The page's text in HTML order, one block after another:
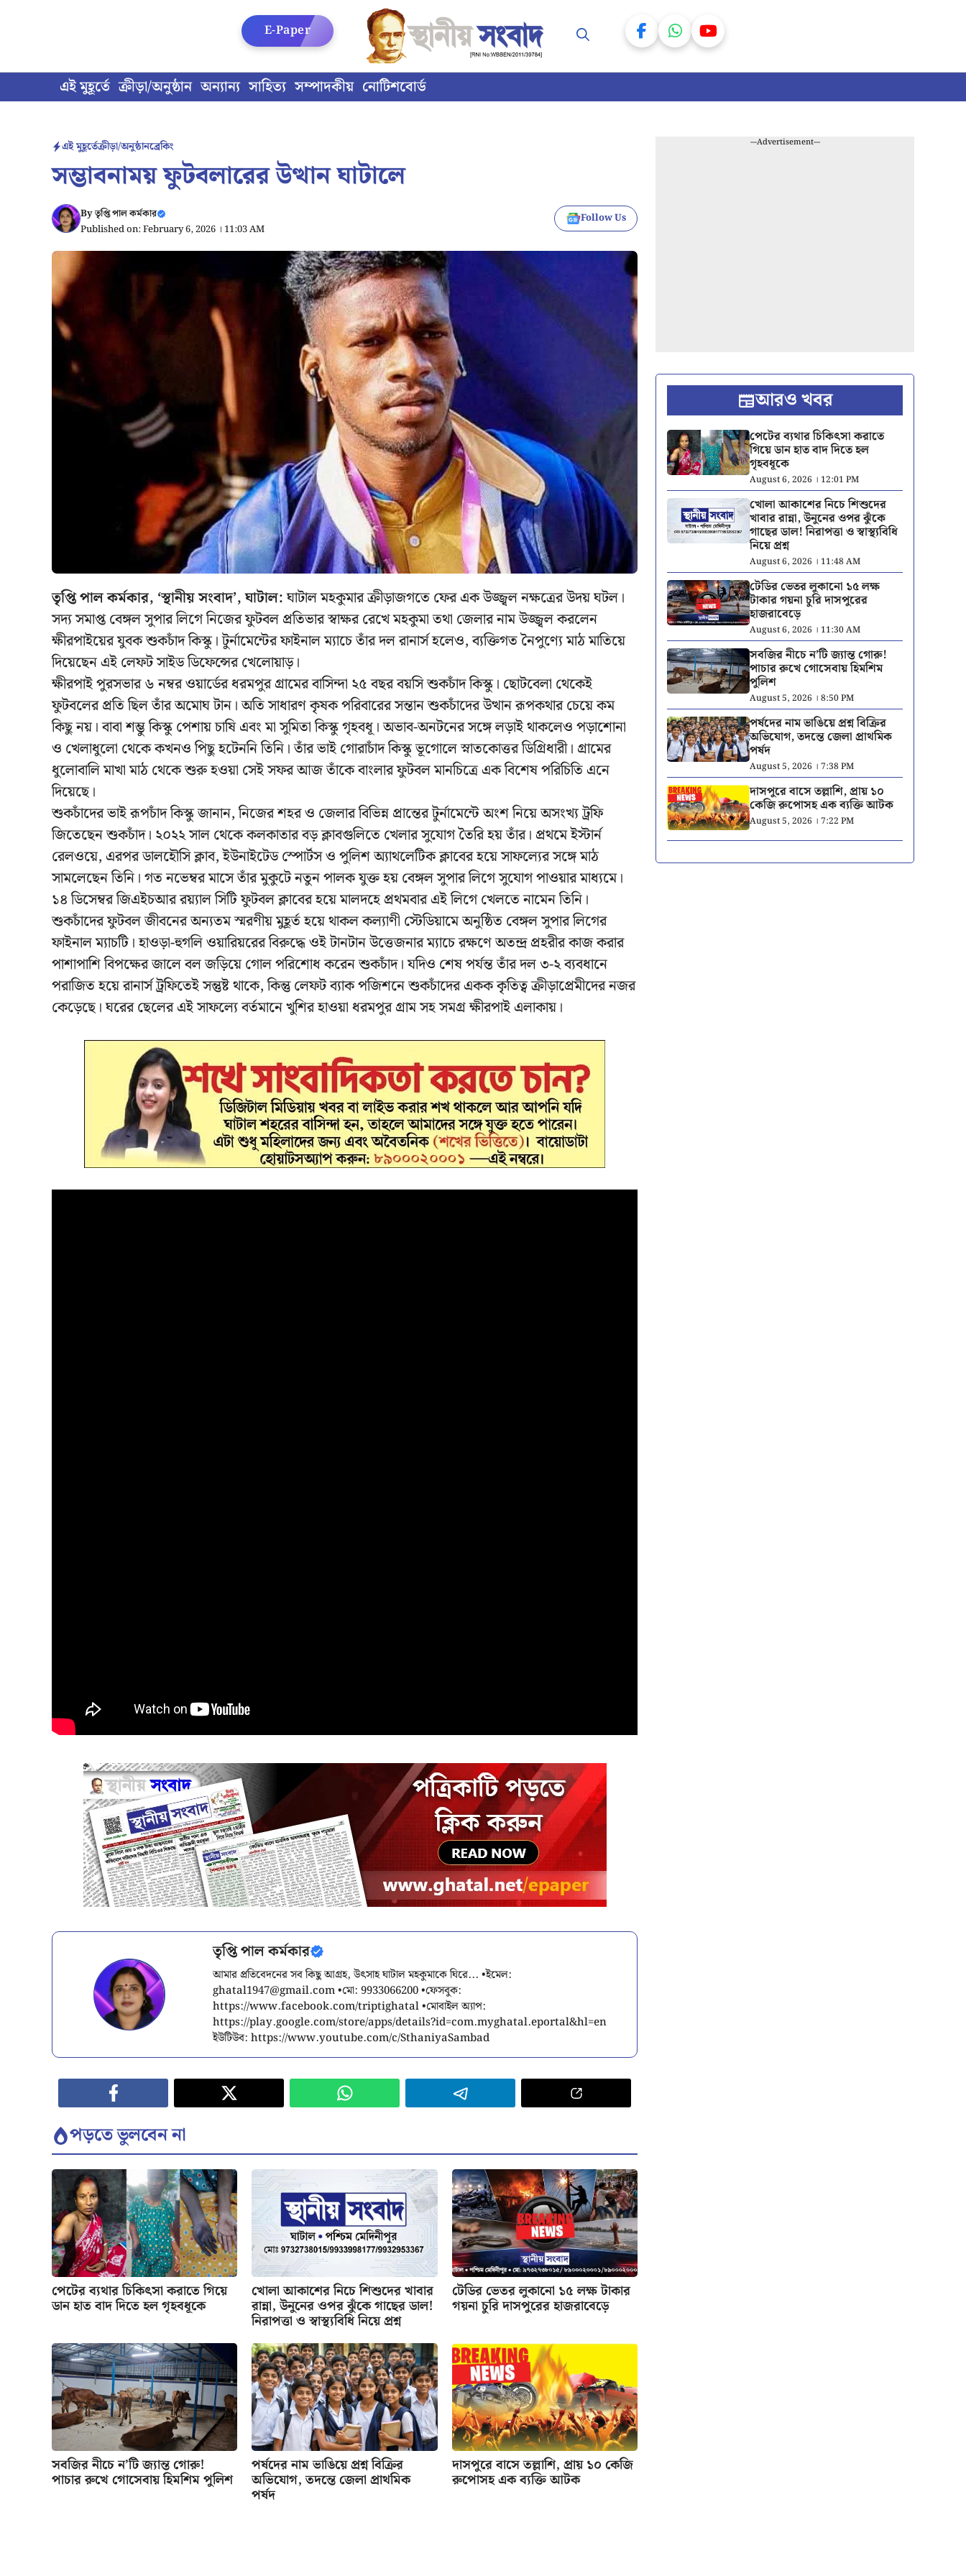
এই মুহূর্তে ক্রীড়া/অনুষ্ঠান অন্যান্য সাহিত্য সম্পাদকীয় নোটিশবোর্ড
E-Paper
এই মুহূর্তেক্রীড়া/অনুষ্ঠানব্রেকিং
সম্ভাবনাময় ফুটবলারের উত্থান ঘাটালে
Byতৃপ্তি পাল কর্মকার
Published on: February 6, 2026 । 11:03 AM
Follow Us
তৃপ্তি পাল কর্মকার, ‘স্থানীয় সংবাদ’, ঘাটাল:ঘাটাল মহকুমার ক্রীড়াজগতে ফের এক উজ্জ্বল নক্ষত্রের উদয় ঘটল।
সদ্য সমাপ্ত বেঙ্গল সুপার লিগে নিজের ফুটবল প্রতিভার স্বাক্ষর রেখে মহকুমা তথা জেলার নাম উজ্জ্বল করলেন
ক্ষীরপাইয়ের যুবক শুকচাঁদ কিস্কু। টুর্নামেন্টের ফাইনাল ম্যাচে তাঁর দল রানার্স হলেও, ব্যক্তিগত নৈপুণ্যে মাঠ মাতিয়ে
দিয়েছেন এই লেফট সাইড ডিফেন্সের খেলোয়াড়।
ক্ষীরপাই পুরসভার ৬ নম্বর ওয়ার্ডের ধরমপুর গ্রামের বাসিন্দা ২৫ বছর বয়সি শুকচাঁদ কিস্কু। ছোটবেলা থেকেই
ফুটবলের প্রতি ছিল তাঁর অমোঘ টান। অতি সাধারণ কৃষক পরিবারের সন্তান শুকচাঁদের উত্থান রূপকথার চেয়ে কম
কিছু নয়। বাবা শম্ভু কিস্কু পেশায় চাষি এবং মা সুমিতা কিস্কু গৃহবধূ। অভাব-অনটনের সঙ্গে লড়াই থাকলেও পড়াশোনা
ও খেলাধুলো থেকে কখনও পিছু হটেননি তিনি। তাঁর ভাই গোরাচাঁদ কিস্কু ভূগোলে স্নাতকোত্তর ডিগ্রিধারী। গ্রামের
ধুলোবালি মাখা মাঠ থেকে শুরু হওয়া সেই সফর আজ তাঁকে বাংলার ফুটবল মানচিত্রে এক বিশেষ পরিচিতি এনে
দিয়েছে।
শুকচাঁদের ভাই রূপচাঁদ কিস্কু জানান, নিজের শহর ও জেলার বিভিন্ন প্রান্তের টুর্নামেন্টে অংশ নিয়ে অসংখ্য ট্রফি
জিতেছেন শুকচাঁদ। ২০২২ সাল থেকে কলকাতার বড় ক্লাবগুলিতে খেলার সুযোগ তৈরি হয় তাঁর। প্রথমে ইস্টার্ন
রেলওয়ে, এরপর ডালহৌসি ক্লাব, ইউনাইটেড স্পোর্টস ও পুলিশ অ্যাথলেটিক ক্লাবের হয়ে সাফল্যের সঙ্গে মাঠ
সামলেছেন তিনি। গত নভেম্বর মাসে তাঁর মুকুটে নতুন পালক যুক্ত হয় বেঙ্গল সুপার লিগে সুযোগ পাওয়ার মাধ্যমে।
১৪ ডিসেম্বর জিএইচআর রয়্যাল সিটি ফুটবল ক্লাবের হয়ে মালদহে প্রথমবার এই লিগে খেলতে নামেন তিনি।
শুকচাঁদের ফুটবল জীবনের অন্যতম স্মরণীয় মুহূর্ত হয়ে থাকল কল্যাণী স্টেডিয়ামে অনুষ্ঠিত বেঙ্গল সুপার লিগের
ফাইনাল ম্যাচটি। হাওড়া-হুগলি ওয়ারিয়রের বিরুদ্ধে ওই টানটান উত্তেজনার ম্যাচে রক্ষণে অতন্দ্র প্রহরীর কাজ করার
পাশাপাশি বিপক্ষের জালে বল জড়িয়ে গোল পরিশোধ করেন শুকচাঁদ। যদিও শেষ পর্যন্ত তাঁর দল ৩-২ ব্যবধানে
পরাজিত হয়ে রানার্স ট্রফিতেই সন্তুষ্ট থাকে, কিন্তু লেফট ব্যাক পজিশনে শুকচাঁদের একক কৃতিত্ব ক্রীড়াপ্রেমীদের নজর
কেড়েছে। ঘরের ছেলের এই সাফল্যে বর্তমানে খুশির হাওয়া ধরমপুর গ্রাম সহ সমগ্র ক্ষীরপাই এলাকায়।
তৃপ্তি পাল কর্মকার
আমার প্রতিবেদনের সব কিছু আগ্রহ, উৎসাহ ঘাটাল মহকুমাকে ঘিরে... •ইমেল:
ghatal1947@gmail.com•মো: 9933066200 •ফেসবুক:
https://www.facebook.com/triptighatal •মোবাইল অ্যাপ:
https://play.google.com/store/apps/details?id=com.myghatal.eportal&hl=en
ইউটিউব: https://www.youtube.com/c/SthaniyaSambad
পড়তে ভুলবেন না
পেটের ব্যথার চিকিৎসা করাতে গিয়ে
ডান হাত বাদ দিতে হল গৃহবধূকে
খোলা আকাশের নিচে শিশুদের খাবার
রান্না, উনুনের ওপর ঝুঁকে গাছের ডাল!
নিরাপত্তা ও স্বাস্থ্যবিধি নিয়ে প্রশ্ন
টেডির ভেতর লুকানো ১৫ লক্ষ টাকার
গয়না চুরি দাসপুরের হাজরাবেড়ে
সবজির নীচে ন’টি জ্যান্ত গোরু!
পাচার রুখে গোসেবায় হিমশিম পুলিশ
পর্ষদের নাম ভাঙিয়ে প্রশ্ন বিক্রির
অভিযোগ, তদন্তে জেলা প্রাথমিক
পর্ষদ
দাসপুরে বাসে তল্লাশি, প্রায় ১০ কেজি
রুপোসহ এক ব্যক্তি আটক
---Advertisement---
আরও খবর
পেটের ব্যথার চিকিৎসা করাতে
গিয়ে ডান হাত বাদ দিতে হল
গৃহবধূকে
August 6, 2026 । 12:01 PM
খোলা আকাশের নিচে শিশুদের
খাবার রান্না, উনুনের ওপর ঝুঁকে
গাছের ডাল! নিরাপত্তা ও স্বাস্থ্যবিধি
নিয়ে প্রশ্ন
August 6, 2026 । 11:48 AM
টেডির ভেতর লুকানো ১৫ লক্ষ
টাকার গয়না চুরি দাসপুরের
হাজরাবেড়ে
August 6, 2026 । 11:30 AM
সবজির নীচে ন’টি জ্যান্ত গোরু!
পাচার রুখে গোসেবায় হিমশিম
পুলিশ
August 5, 2026 । 8:50 PM
পর্ষদের নাম ভাঙিয়ে প্রশ্ন বিক্রির
অভিযোগ, তদন্তে জেলা প্রাথমিক
পর্ষদ
August 5, 2026 । 7:38 PM
দাসপুরে বাসে তল্লাশি, প্রায় ১০
কেজি রুপোসহ এক ব্যক্তি আটক
August 5, 2026 । 7:22 PM